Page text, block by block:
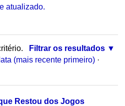
atualizado.
Filtrar os resultados
(mais recente primeiro) ·
Restou dos Jogos